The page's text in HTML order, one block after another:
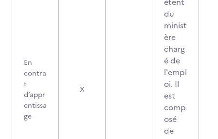
En
contra
t
d’appr
entissa
ge
X
du
minist
ère
charg
é de
l'empl
oi. Il
est
comp
osé
de